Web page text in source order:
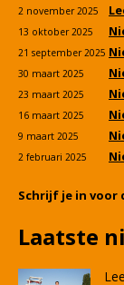
2 november 2025
13 oktober 2025
21 september 2025
30 maart 2025
23 maart 2025
16 maart 2025
9 maart 2025
2 februari 2025
Schrijf je in voor
Laatste